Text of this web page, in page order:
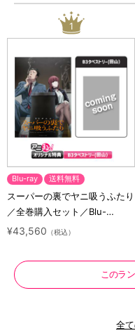
1
Blu-ray 送料無料
スーパーの裏でヤニ吸うふたり
／全巻購入セット／Blu-
ray（アニまるっ！オリジナル
¥43,560 （税込）
このラ
全